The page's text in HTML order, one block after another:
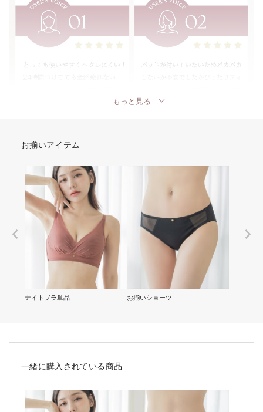
もっと見る
お揃いアイテム
ナイトブラ単品 お揃いショーツ
一緒に購入されている商品